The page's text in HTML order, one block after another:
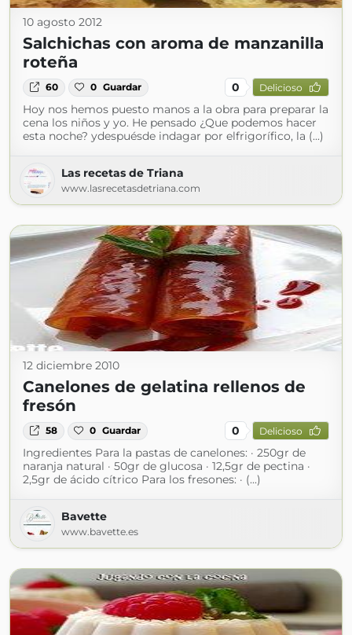
10 agosto 2012
Salchichas con aroma de manzanilla
roteña
60 0 Guardar 0 Delicioso
Hoy nos hemos puesto manos a la obra para preparar la
cena los niños y yo. He pensado ¿Que podemos hacer
esta noche? ydespuésde indagar por elfrigorífico, la (...)
Las recetas de Triana
www.lasrecetasdetriana.com
12 diciembre 2010
Canelones de gelatina rellenos de
fresón
58 0 Guardar 0 Delicioso
Ingredientes Para la pastas de canelones: · 250gr de
naranja natural · 50gr de glucosa · 12,5gr de pectina ·
2,5gr de ácido cítrico Para los fresones: · (...)
Bavette
www.bavette.es